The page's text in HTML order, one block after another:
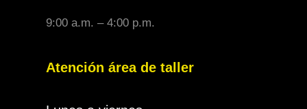
9:00 a.m. – 4:00 p.m.
Atención área de taller